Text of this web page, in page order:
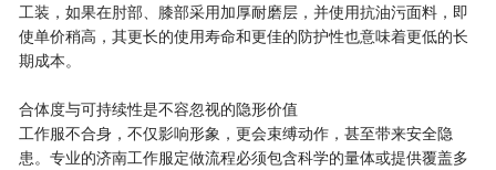
工装，如果在肘部、膝部采用加厚耐磨层，并使用抗油污面料，即
使单价稍高，其更长的使用寿命和更佳的防护性也意味着更低的长
期成本。
合体度与可持续性是不容忽视的隐形价值
工作服不合身，不仅影响形象，更会束缚动作，甚至带来安全隐
患。专业的济南工作服定做流程必须包含科学的量体或提供覆盖多